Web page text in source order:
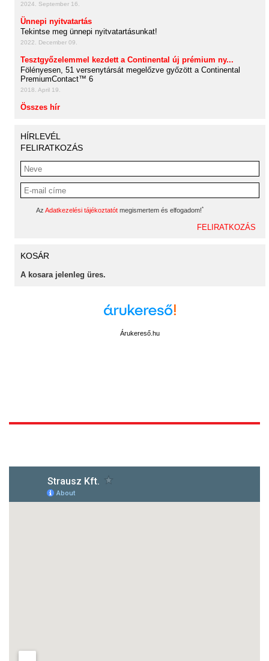
2024. September 16.
Ünnepi nyitvatartás
Tekintse meg ünnepi nyitvatartásunkat!
2022. December 09.
Tesztgyőzelemmel kezdett a Continental új prémium ny...
Fölényesen, 51 versenytársát megelőzve győzött a Continental
PremiumContact™ 6
2018. April 19.
Összes hír
HÍRLEVÉL
FELIRATKOZÁS
Az Adatkezelési tájékoztatót megismertem és elfogadom!*
KOSÁR
A kosara jelenleg üres.
Árukereső.hu